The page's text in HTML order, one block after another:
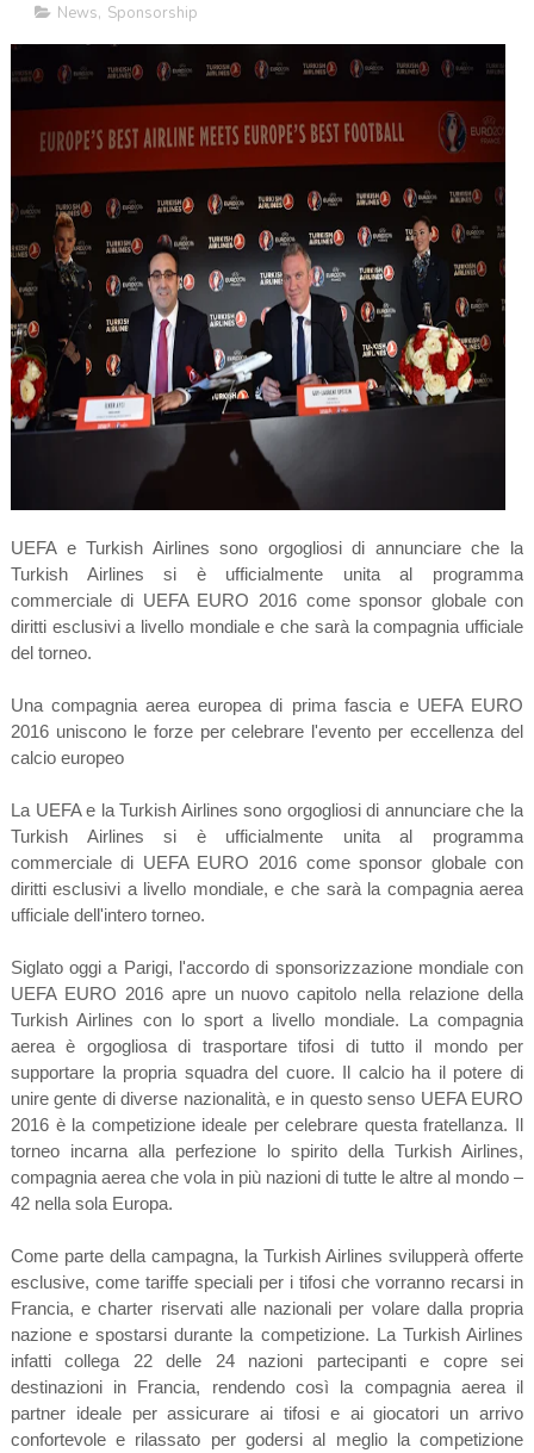
News, Sponsorship
UEFA e Turkish Airlines sono orgogliosi di annunciare che la
Turkish Airlines si è ufficialmente unita al programma
commerciale di UEFA EURO 2016 come sponsor globale con
diritti esclusivi a livello mondiale e che sarà la compagnia ufficiale
del torneo.
Una compagnia aerea europea di prima fascia e UEFA EURO
2016 uniscono le forze per celebrare l'evento per eccellenza del
calcio europeo
La UEFA e la Turkish Airlines sono orgogliosi di annunciare che la
Turkish Airlines si è ufficialmente unita al programma
commerciale di UEFA EURO 2016 come sponsor globale con
diritti esclusivi a livello mondiale, e che sarà la compagnia aerea
ufficiale dell'intero torneo.
Siglato oggi a Parigi, l'accordo di sponsorizzazione mondiale con
UEFA EURO 2016 apre un nuovo capitolo nella relazione della
Turkish Airlines con lo sport a livello mondiale. La compagnia
aerea è orgogliosa di trasportare tifosi di tutto il mondo per
supportare la propria squadra del cuore. Il calcio ha il potere di
unire gente di diverse nazionalità, e in questo senso UEFA EURO
2016 è la competizione ideale per celebrare questa fratellanza. Il
torneo incarna alla perfezione lo spirito della Turkish Airlines,
compagnia aerea che vola in più nazioni di tutte le altre al mondo –
42 nella sola Europa.
Come parte della campagna, la Turkish Airlines svilupperà offerte
esclusive, come tariffe speciali per i tifosi che vorranno recarsi in
Francia, e charter riservati alle nazionali per volare dalla propria
nazione e spostarsi durante la competizione. La Turkish Airlines
infatti collega 22 delle 24 nazioni partecipanti e copre sei
destinazioni in Francia, rendendo così la compagnia aerea il
partner ideale per assicurare ai tifosi e ai giocatori un arrivo
confortevole e rilassato per godersi al meglio la competizione